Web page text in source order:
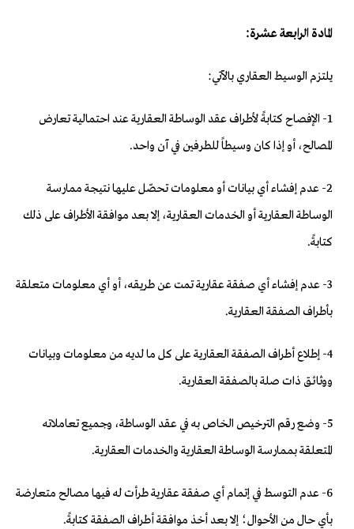
المادة الرابعة عشرة:
يلتزم الوسيط العقاري بالآتي:
1- الإفصاح كتابةً لأطراف عقد الوساطة العقارية عند احتمالية تعارض
المصالح، أو إذا كان وسيطاً للطرفين في آن واحد.
2- عدم إفشاء أي بيانات أو معلومات تحصّل عليها نتيجة ممارسة
الوساطة العقارية أو الخدمات العقارية، إلا بعد موافقة الأطراف على ذلك
كتابةً.
3- عدم إفشاء أي صفقة عقارية تمت عن طريقه، أو أي معلومات متعلقة
بأطراف الصفقة العقارية.
4- إطلاع أطراف الصفقة العقارية على كل ما لديه من معلومات وبيانات
ووثائق ذات صلة بالصفقة العقارية.
5- وضع رقم الترخيص الخاص به في عقد الوساطة، وجميع تعاملاته
المتعلقة بممارسة الوساطة العقارية والخدمات العقارية.
6- عدم التوسط في إتمام أي صفقة عقارية طرأت له فيها مصالح متعارضة
بأي حال من الأحوال؛ إلا بعد أخذ موافقة أطراف الصفقة كتابةً.